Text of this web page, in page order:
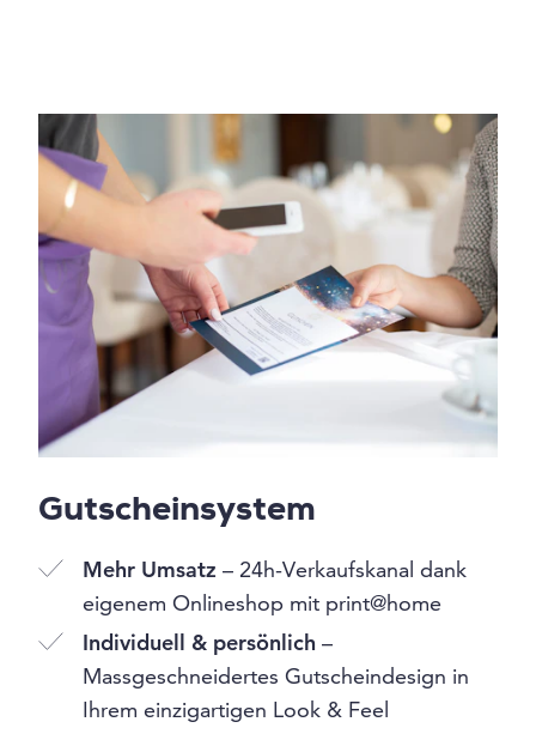
Gutscheinsystem
Mehr Umsatz – 24h-Verkaufskanal dank
eigenem Onlineshop mit print@home
Individuell & persönlich –
Massgeschneidertes Gutscheindesign in
Ihrem einzigartigen Look & Feel